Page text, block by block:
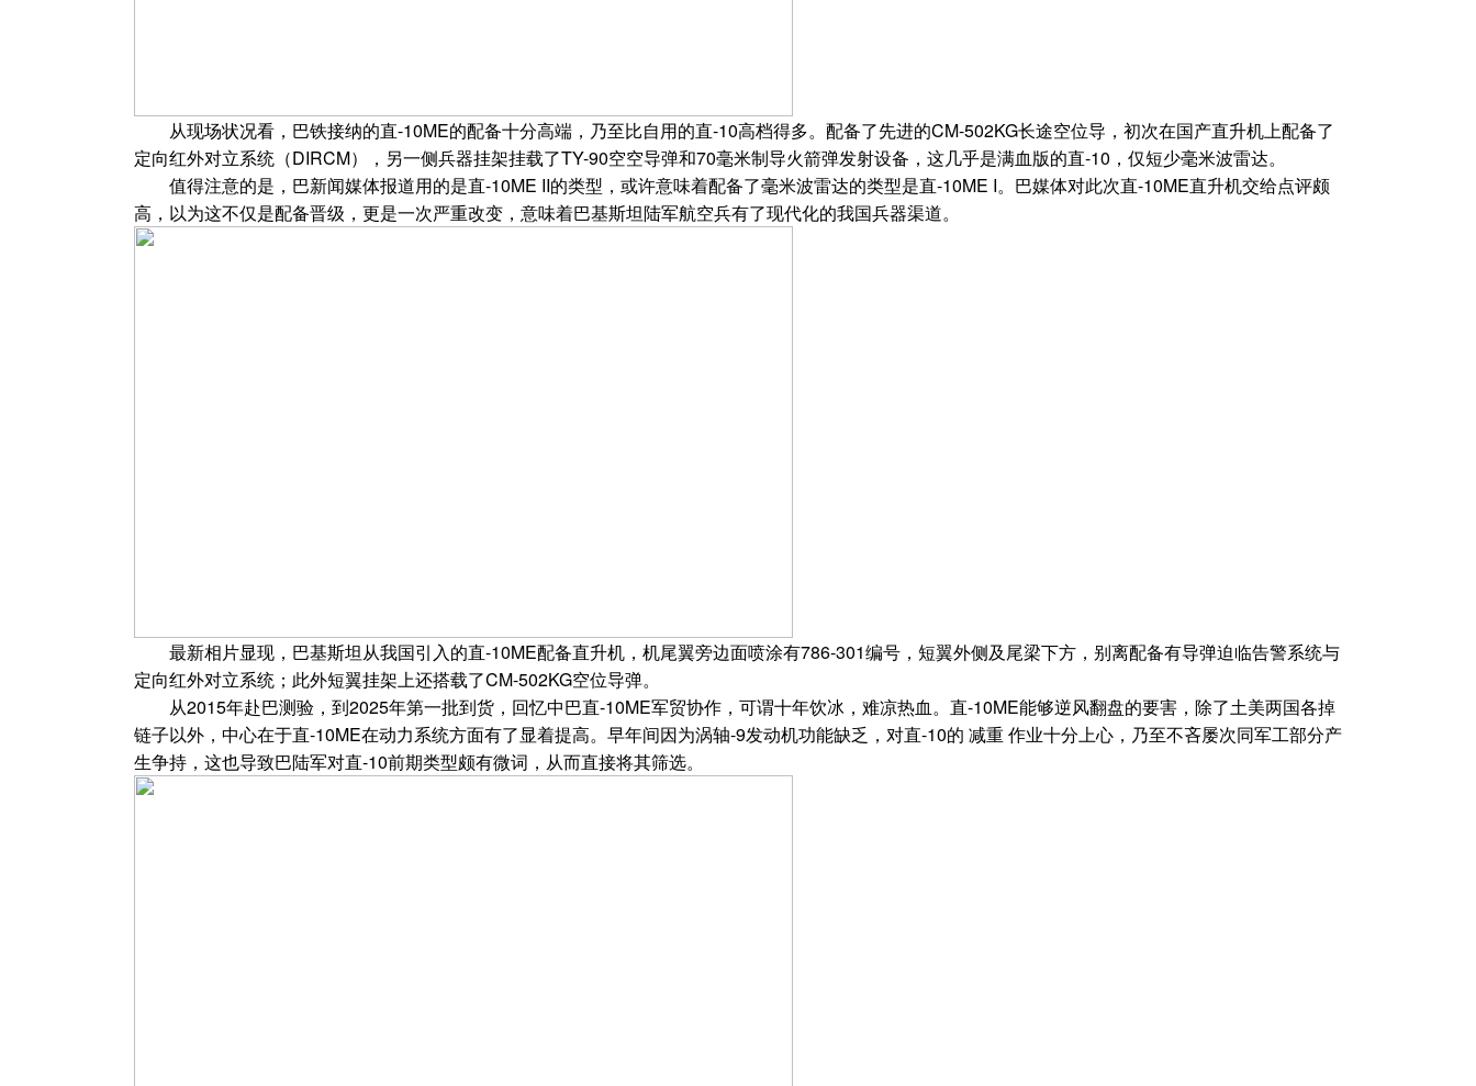
从现场状况看，巴铁接纳的直-10ME的配备十分高端，乃至比自用的直-10高档得多。配备了先进的CM-502KG长途空位导，初次在国产直升机上配备了
定向红外对立系统（DIRCM），另一侧兵器挂架挂载了TY-90空空导弹和70毫米制导火箭弹发射设备，这几乎是满血版的直-10，仅短少毫米波雷达。
值得注意的是，巴新闻媒体报道用的是直-10ME II的类型，或许意味着配备了毫米波雷达的类型是直-10ME I。巴媒体对此次直-10ME直升机交给点评颇
高，以为这不仅是配备晋级，更是一次严重改变，意味着巴基斯坦陆军航空兵有了现代化的我国兵器渠道。
最新相片显现，巴基斯坦从我国引入的直-10ME配备直升机，机尾翼旁边面喷涂有786-301编号，短翼外侧及尾梁下方，别离配备有导弹迫临告警系统与
定向红外对立系统；此外短翼挂架上还搭载了CM-502KG空位导弹。
从2015年赴巴测验，到2025年第一批到货，回忆中巴直-10ME军贸协作，可谓十年饮冰，难凉热血。直-10ME能够逆风翻盘的要害，除了土美两国各掉
链子以外，中心在于直-10ME在动力系统方面有了显着提高。早年间因为涡轴-9发动机功能缺乏，对直-10的 减重 作业十分上心，乃至不吝屡次同军工部分产
生争持，这也导致巴陆军对直-10前期类型颇有微词，从而直接将其筛选。